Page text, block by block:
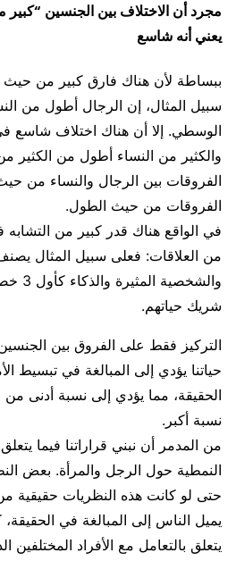
مجرد أن الاختلاف بين الجنسين “كبير
يعني أنه شاسع
ببساطة لأن هناك فارق كبير من
سبيل المثال، إن الرجال أطول من
الوسطي. إلا أن هناك اختلاف شاسع
والكثير من النساء أطول من الكثير
الفروقات بين الرجال والنساء من
الفروقات من حيث الطول.
في الواقع هناك قدر كبير من التشابه
من العلاقات: فعلى سبيل المثال
شريك حياتهم.
التركيز فقط على الفروق بين
حياتنا يؤدي إلى المبالغة في تبسيط
الحقيقة، مما يؤدي إلى نسبة أدنى من
نسبة أكبر.
من المدمر أن نبني قراراتنا فيما
النمطية حول الرجل والمرأة. بعض
حتى لو كانت هذه النظريات حقيقية
يميل الناس إلى المبالغة في الحقيقة،
يتعلق بالتعامل مع الأفراد